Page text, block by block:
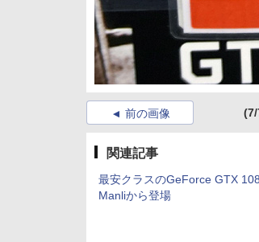
前の画像 (7/
関連記事
最安クラスのGeForce GTX
Manliから登場